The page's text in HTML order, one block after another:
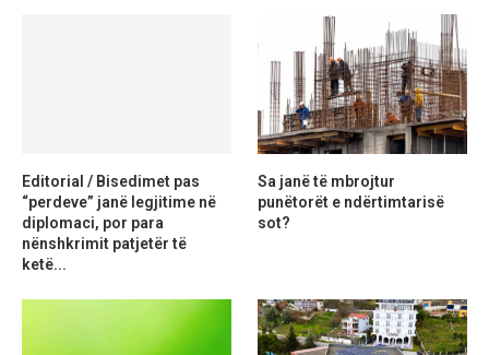
Editorial / Bisedimet pas
“perdeve” janë legjitime në
diplomaci, por para
nënshkrimit patjetër të
ketë...
Sa janë të mbrojtur
punëtorët e ndërtimtarisë
sot?